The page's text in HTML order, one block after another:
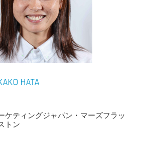
HATA
ケティングジャパン・マーズフラッ
トン